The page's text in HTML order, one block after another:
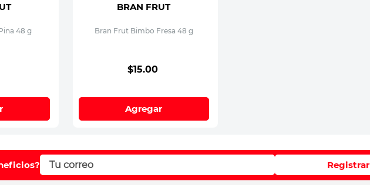
48 g
BRAN FRUT
Bran Frut Bimbo Fresa 48 g
$15.00
Agregar
Registrar